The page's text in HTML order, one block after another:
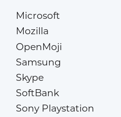
Microsoft
Mozilla
OpenMoji
Samsung
Skype
SoftBank
Sony Playstation